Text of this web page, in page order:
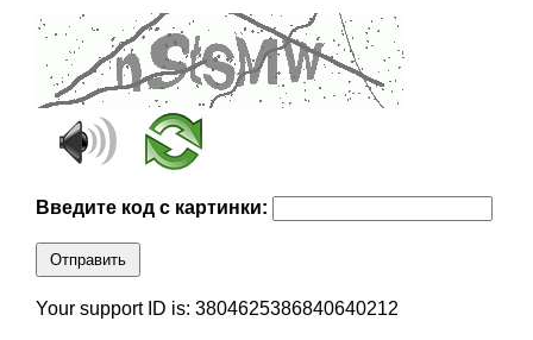
Введите код с картинки:
Отправить
Your support ID is: 3804625386840640212